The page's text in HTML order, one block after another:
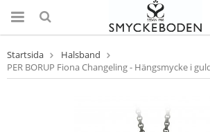
Startsida
Halsband
PER BORUP Fiona Changeling - Hängsmycke i